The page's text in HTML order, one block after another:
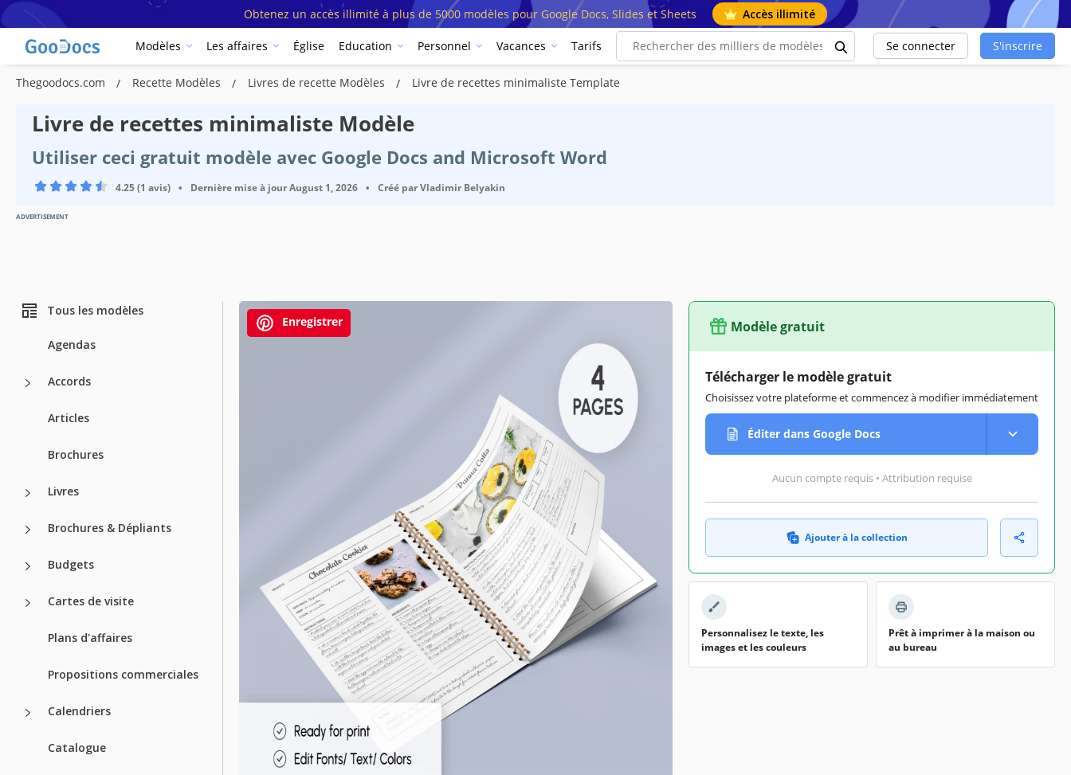
Obtenez un accès illimité à plus de 5000 modèles pour Google Docs, Slides et Sheets Accès illimité
Modèles Les affaires Église Education Personnel Vacances Tarifs Se connecter S'inscrire
Thegoodocs.com Recette Modèles Livres de recette Modèles Livre de recettes minimaliste Template
Livre de recettes minimaliste Modèle
Utiliser ceci gratuit modèle avec Google Docs and Microsoft Word
4.25 (1 avis) • Dernière mise à jourAugust 1, 2026 • Créé parVladimir Belyakin
ADVERTISEMENT
Tous les modèles
Agendas
Accords
Articles
Brochures
Livres
Brochures & Dépliants
Budgets
Cartes de visite
Plans d'affaires
Propositions commerciales
Calendriers
Catalogue
Enregistrer Modèle gratuit
Télécharger le modèle gratuit
Choisissez votre plateforme et commencez à modifier immédiatement
Éditer dans Google Docs
Aucun compte requis • Attribution requise
Ajouter à la collection
Personnalisez le texte, les
images et les couleurs
Prêt à imprimer à la maison ou
au bureau